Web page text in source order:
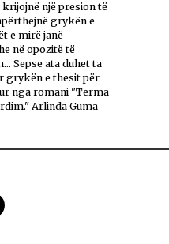
një presion të
grykën e
e mirë janë
në opozitë të
Sepse ata duhet ta
grykën e thesit për
nga romani "Terma
Arlinda Guma